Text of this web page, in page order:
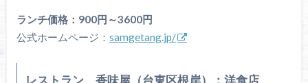
ランチ価格：900円～3600円
公式ホームページ： samgetang.jp/
レストラン 香味屋（台東区根岸）：洋食店